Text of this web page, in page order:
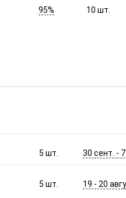
95% 10шт.
5шт. 30 сент. - 7
5шт. 19 - 20